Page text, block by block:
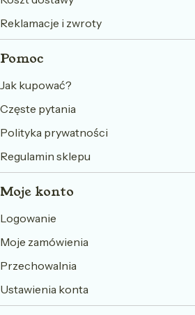
Reklamacje i zwroty
Pomoc
Jak kupować?
Częste pytania
Polityka prywatności
Regulamin sklepu
Moje konto
Logowanie
Moje zamówienia
Przechowalnia
Ustawienia konta